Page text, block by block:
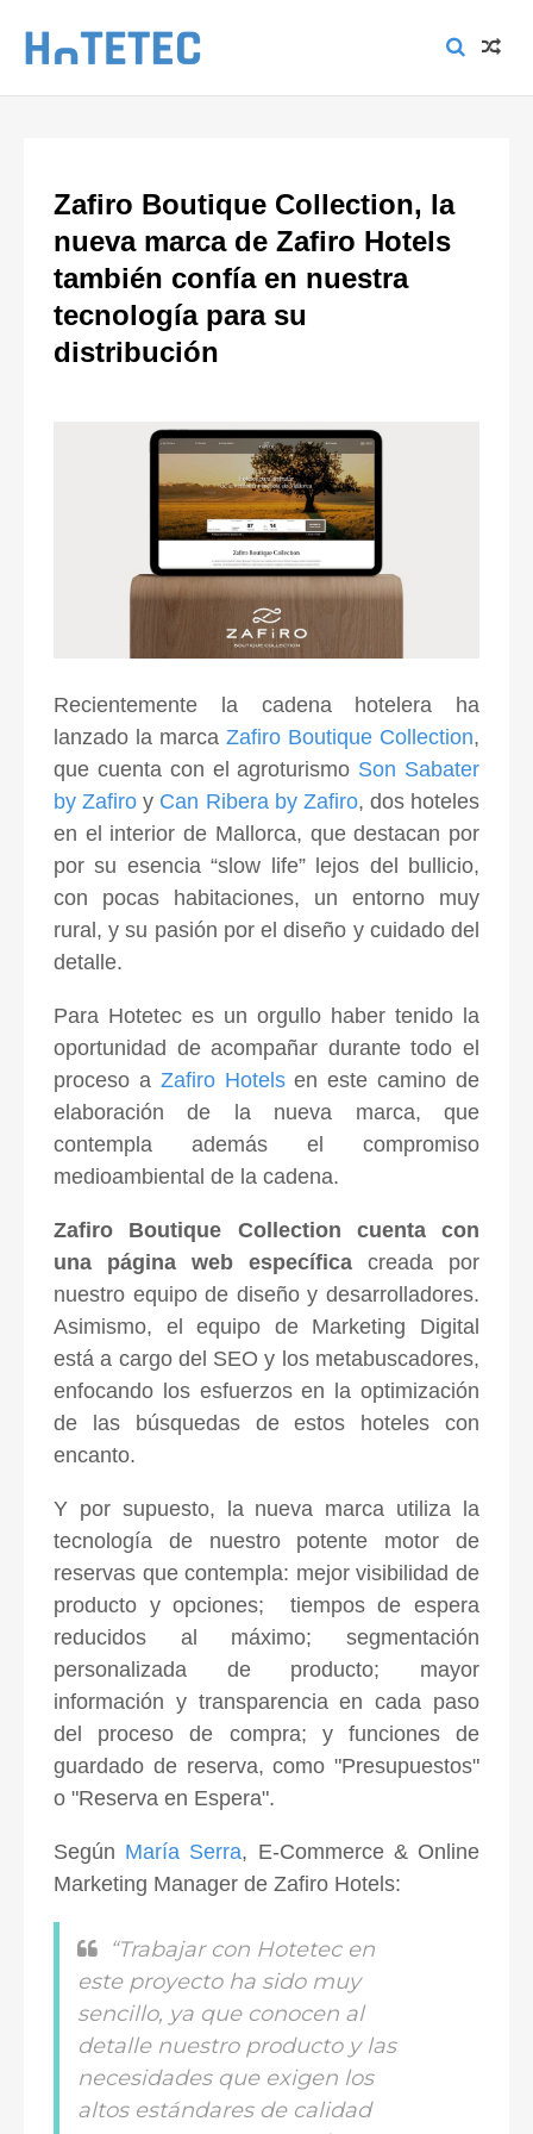
Zafiro Boutique Collection, la
nueva marca de Zafiro Hotels
también confía en nuestra
tecnología para su
distribución
Recientemente la cadena hotelera ha
lanzado la marca Zafiro Boutique Collection,
que cuenta con el agroturismo Son Sabater
by Zafiro y Can Ribera by Zafiro, dos hoteles
en el interior de Mallorca, que destacan por
por su esencia “slow life” lejos del bullicio,
con pocas habitaciones, un entorno muy
rural, y su pasión por el diseño y cuidado del
detalle.
Para Hotetec es un orgullo haber tenido la
oportunidad de acompañar durante todo el
proceso a Zafiro Hotelsen este camino de
elaboración de la nueva marca, que
contempla además el compromiso
medioambiental de la cadena.
Zafiro Boutique Collection cuenta con
una página web específica creada por
nuestro equipo de diseño y desarrolladores.
Asimismo, el equipo de Marketing Digital
está a cargo del SEO y los metabuscadores,
enfocando los esfuerzos en la optimización
de las búsquedas de estos hoteles con
encanto.
Y por supuesto, la nueva marca utiliza la
tecnología de nuestro potente motor de
reservas que contempla: mejor visibilidad de
producto y opciones; tiempos de espera
reducidos al máximo; segmentación
personalizada de producto; mayor
información y transparencia en cada paso
del proceso de compra; y funciones de
guardado de reserva, como "Presupuestos"
o "Reserva en Espera".
Según María Serra, E-Commerce & Online
Marketing Manager de Zafiro Hotels:
“Trabajar con Hotetec en
este proyecto ha sido muy
sencillo, ya que conocen al
detalle nuestro producto y las
necesidades que exigen los
altos estándares de calidad